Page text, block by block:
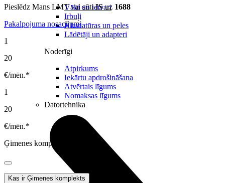
Vāki un ietvari
Irbuļi
Klaviatūras un peles
Lādētāji un adapteri
Noderīgi
Atpirkums
Iekārtu apdrošināšana
Atvērtais līgums
Nomaksas līgums
Datortehnika
Pieslēdz Mans LMT vai sūtiISuz 1688
Pakalpojuma nosacījumi
1
20
€/mēn.*
1
20
€/mēn.*
Ģimenes komplekta ietvaros
Kas ir Ģimenes komplekts